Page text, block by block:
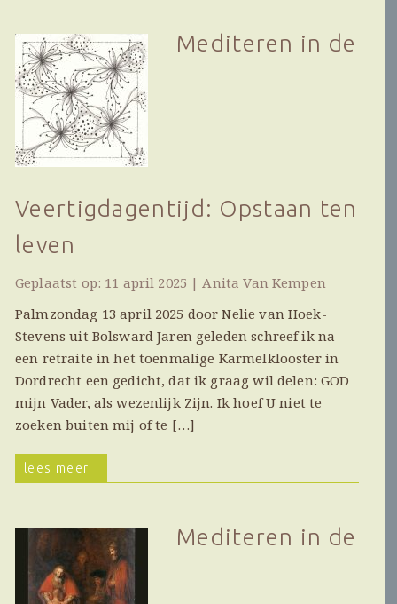
Mediteren in de
Veertigdagentijd: Opstaan ten
leven
Geplaatst op: 11 april 2025 | Anita Van Kempen
Palmzondag 13 april 2025 door Nelie van Hoek-
Stevens uit Bolsward Jaren geleden schreef ik na
een retraite in het toenmalige Karmelklooster in
Dordrecht een gedicht, dat ik graag wil delen: GOD
mijn Vader, als wezenlijk Zijn. Ik hoef U niet te
zoeken buiten mij of te […]
lees meer
Mediteren in de